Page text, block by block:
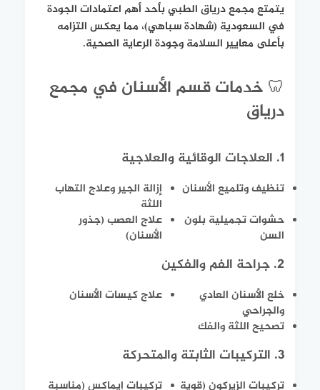
يتمتع مجمع درياق الطبي بأحد أهم اعتمادات الجودة
في السعودية (شهادة سباهي)، مما يعكس التزامه
بأعلى معايير السلامة وجودة الرعاية الصحية.
🦷 خدمات قسم الأسنان في مجمع
درياق
1. العلاجات الوقائية والعلاجية
تنظيف وتلميع الأسنان
إزالة الجير وعلاج التهاب
اللثة
حشوات تجميلية بلون
السن
علاج العصب (جذور
الأسنان)
2. جراحة الفم والفكين
خلع الأسنان العادي
والجراحي
علاج كيسات الأسنان
تصحيح اللثة والفك
3. التركيبات الثابتة والمتحركة
تركيبات الزيركون (قوية تركيبات إيماكس (مناسبة